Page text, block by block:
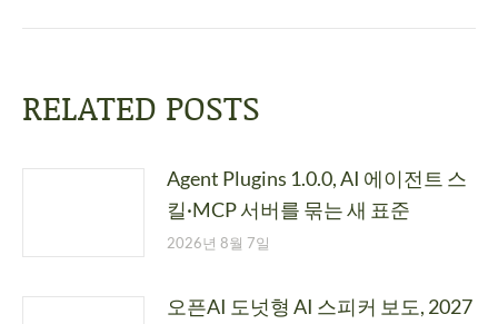
RELATED POSTS
Agent Plugins 1.0.0, AI 에이전트 스
킬·MCP 서버를 묶는 새 표준
2026년 8월 7일
오픈AI 도넛형 AI 스피커 보도, 2027